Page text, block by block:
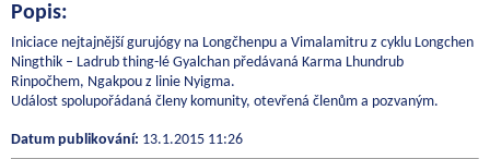
Popis:
Iniciace nejtajnější gurujógy na Longčhenpu a Vimalamitru z cyklu Longchen
Ningthik – Ladrub thing-lé Gyalchan předávaná Karma Lhundrub
Rinpočhem, Ngakpou z linie Nyigma.
Událost spolupořádaná členy komunity, otevřená členům a pozvaným.
Datum publikování: 13.1.2015 11:26